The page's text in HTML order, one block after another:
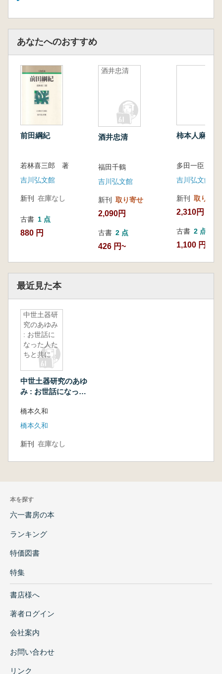
あなたへのおすすめ
前田綱紀
若林喜三郎 著
吉川弘文館
新刊 在庫なし
古書 1 点
880 円
酒井忠清
酒井忠清
福田千鶴
吉川弘文館
新刊 取り寄せ
2,090円
古書 2 点
426 円~
柿本人麻呂
多田一臣
吉川弘文館
新刊 取り寄せ
2,310円
古書 2 点
1,100 円~
最近見た本
中世土器研
究のあゆみ
: お世話に
なった人た
ちと共に
中世土器研究のあゆ
み : お世話になった
橋本久和
橋本久和
新刊 在庫なし
本を探す
六一書房の本
ランキング
特価図書
特集
書店様へ
著者ログイン
会社案内
お問い合わせ
リンク